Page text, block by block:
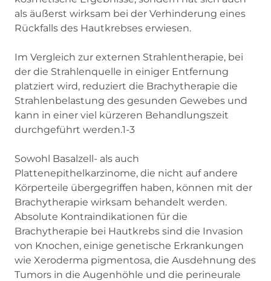
als äußerst wirksam bei der Verhinderung eines
Rückfalls des Hautkrebses erwiesen.
Im Vergleich zur externen Strahlentherapie, bei
der die Strahlenquelle in einiger Entfernung
platziert wird, reduziert die Brachytherapie die
Strahlenbelastung des gesunden Gewebes und
kann in einer viel kürzeren Behandlungszeit
durchgeführt werden.1-3
Sowohl Basalzell- als auch
Plattenepithelkarzinome, die nicht auf andere
Körperteile übergegriffen haben, können mit der
Brachytherapie wirksam behandelt werden.
Absolute Kontraindikationen für die
Brachytherapie bei Hautkrebs sind die Invasion
von Knochen, einige genetische Erkrankungen
wie Xeroderma pigmentosa, die Ausdehnung des
Tumors in die Augenhöhle und die perineurale